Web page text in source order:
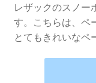
レザックのスノー
す。こちらは、ペ
とてもきれいなペ